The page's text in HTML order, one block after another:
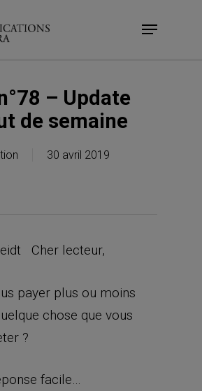
Menu
– Update
de semaine
30 avril 2019
Cher lecteur,
payer plus ou moins
chose que vous
?
facile…